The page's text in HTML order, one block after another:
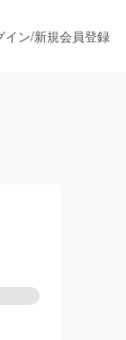
イン/新規会員登録